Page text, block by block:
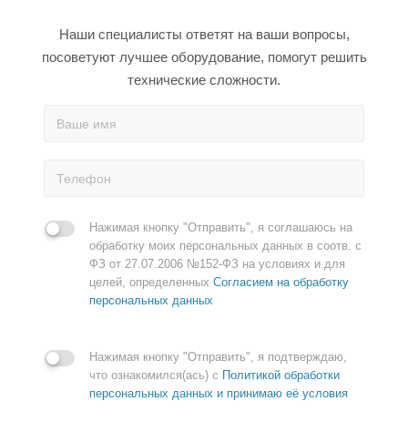
Наши специалисты ответят на ваши вопросы,
посоветуют лучшее оборудование, помогут решить
технические сложности.
Нажимая кнопку "Отправить", я соглашаюсь на
обработку моих персональных данных в соотв. с
ФЗ от 27.07.2006 №152-ФЗ на условиях и для
целей, определенных Согласием на обработку
персональных данных
Нажимая кнопку "Отправить", я подтверждаю,
что ознакомился(ась) с Политикой обработки
персональных данных и принимаю её условия